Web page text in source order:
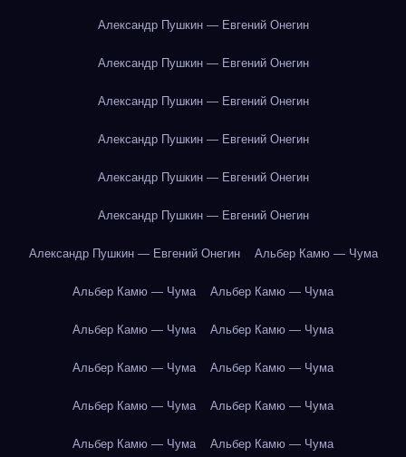
Александр Пушкин — Евгений Онегин
Александр Пушкин — Евгений Онегин
Александр Пушкин — Евгений Онегин
Александр Пушкин — Евгений Онегин
Александр Пушкин — Евгений Онегин
Александр Пушкин — Евгений Онегин
Александр Пушкин — Евгений Онегин Альбер Камю — Чума
Альбер Камю — Чума Альбер Камю — Чума
Альбер Камю — Чума Альбер Камю — Чума
Альбер Камю — Чума Альбер Камю — Чума
Альбер Камю — Чума Альбер Камю — Чума
Альбер Камю — Чума Альбер Камю — Чума